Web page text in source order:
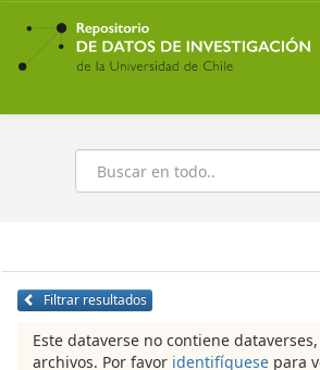
Ir
contenido
principal
Buscar
Filtrar resultados
Este dataverse no contiene
archivos. Por favor identifíquese para